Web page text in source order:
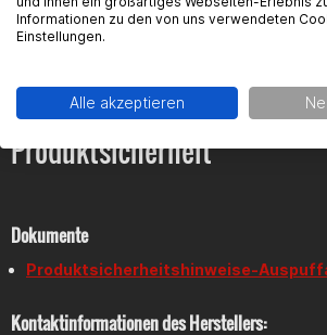
Montagesystem KRM MULTIFIX
Venturi
Über eine Straßenzulassung verfügt diese
selbstverständlich nicht.
Antworten zu diesem Artikel.
Produktsicherheit
Dokumente
Produktsicherheitshinweise-
Kontaktinformationen des Herstellers:
Informationen zu den von uns verwendeten
Einstellungen.
Alle akzeptieren